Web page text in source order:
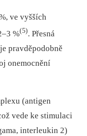
ve vyšších
%(5). Přesná
pravděpodobně
onemocnění
(antigen
vede ke stimulaci
interleukin 2)